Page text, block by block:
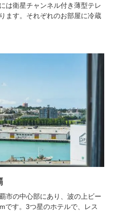
は衛星チャンネル付き薄型テレ
ます。それぞれのお部屋に冷蔵
市の中心部にあり、波の上ビー
です。3つ星のホテルで、レス